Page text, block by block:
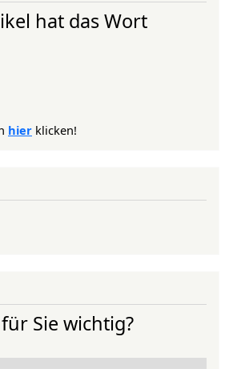
hat das Wort
hier klicken!
Sie wichtig?